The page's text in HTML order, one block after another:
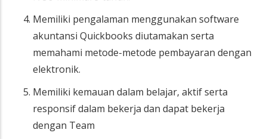
Memiliki pengalaman menggunakan software
akuntansi Quickbooks diutamakan serta
memahami metode-metode pembayaran dengan
elektronik.
Memiliki kemauan dalam belajar, aktif serta
responsif dalam bekerja dan dapat bekerja
dengan Team